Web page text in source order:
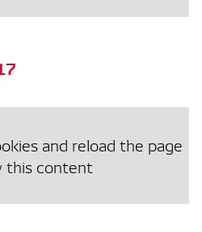
and reload the page
this content